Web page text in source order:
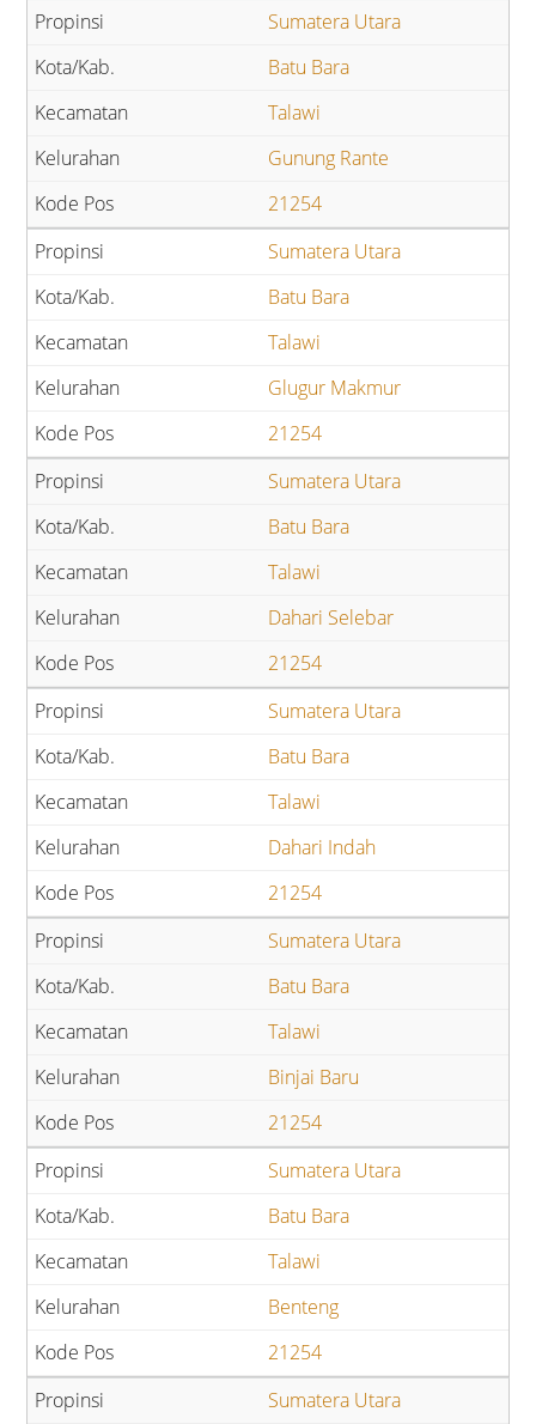
Sumatera Utara
Batu Bara
Talawi
Gunung Rante
21254
Sumatera Utara
Batu Bara
Talawi
Glugur Makmur
21254
Sumatera Utara
Batu Bara
Talawi
Dahari Selebar
21254
Sumatera Utara
Batu Bara
Talawi
Dahari Indah
21254
Sumatera Utara
Batu Bara
Talawi
Binjai Baru
21254
Sumatera Utara
Batu Bara
Talawi
Benteng
21254
Sumatera Utara